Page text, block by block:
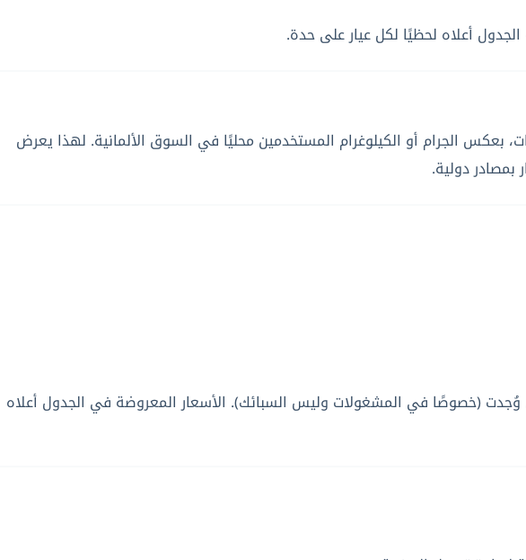
أعلاه لحظيًا لكل عيار على حدة.
بعكس الجرام أو الكيلوغرام المستخدمين محليًا في السوق الألمانية. لهذا يعرض
بمصادر دولية.
وُجدت (خصوصًا في المشغولات وليس السبائك). الأسعار المعروضة في الجدول أعلاه